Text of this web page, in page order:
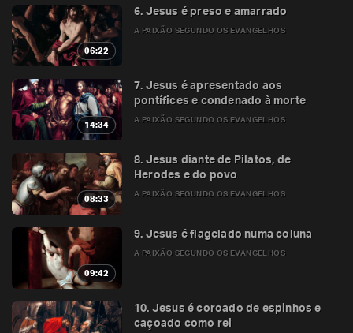
06:22
6. Jesus é preso e amarrado
A PAIXÃO SEGUNDO OS EVANGELHOS
14:34
7. Jesus é apresentado aos
pontífices e condenado à morte
A PAIXÃO SEGUNDO OS EVANGELHOS
08:33
8. Jesus diante de Pilatos, de
Herodes e do povo
A PAIXÃO SEGUNDO OS EVANGELHOS
09:42
9. Jesus é flagelado numa coluna
A PAIXÃO SEGUNDO OS EVANGELHOS
10. Jesus é coroado de espinhos e
caçoado como rei